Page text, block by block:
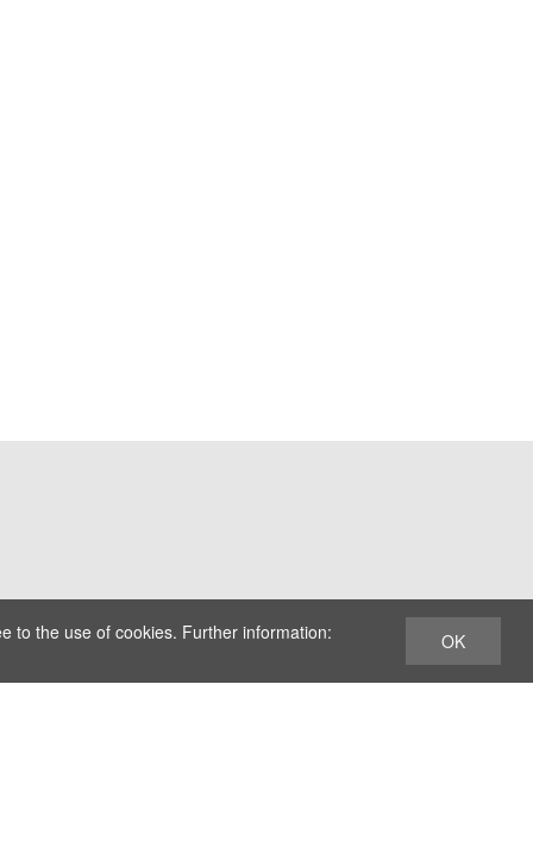
OK
to the use of cookies. Further information: